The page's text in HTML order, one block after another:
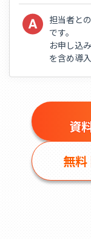
担当者と
です。
お申し込
を含め導
資
無